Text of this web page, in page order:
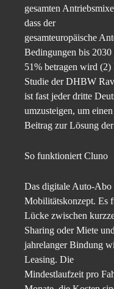
gesamten
dass der
gesamteuropäische
Bedingungen bis 2030
51% betragen wird
Studie der DHBW
ist fast jeder dritte
umzusteigen, um einen
Beitrag zur Lösung
So funktioniert Cluno
Das digitale Auto-Abo
Mobilitätskonzept. Es
Lücke zwischen
Sharing oder Miete und
jahrelanger Bindung
Leasing. Die
Mindestlaufzeit pro